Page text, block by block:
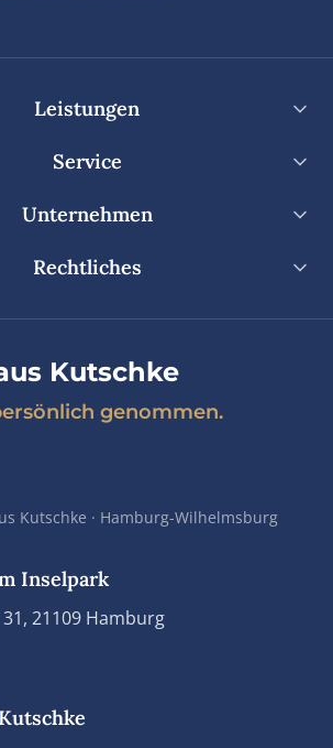
Leistungen
Service
Unternehmen
Rechtliches
Kutschke
genommen.
Kutschke · Hamburg-Wilhelmsburg
Inselpark
21109 Hamburg